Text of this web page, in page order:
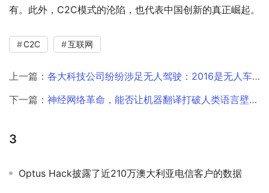
有。此外，C2C模式的沦陷，也代表中国创新的真正崛起。
C2C 互联网
上一篇： 各大科技公司纷纷涉足无人驾驶：2016是无人车转折年
下一篇： 神经网络革命，能否让机器翻译打破人类语言壁垒？
3
Optus Hack披露了近210万澳大利亚电信客户的数据